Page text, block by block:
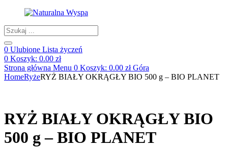
Products
search
0 Ulubione Lista życzeń
0 Koszyk: 0.00 zł
Strona główna Menu 0 Koszyk: 0.00 zł Góra
HomeRyżeRYŻ BIAŁY OKRĄGŁY BIO 500 g – BIO PLANET
RYŻ BIAŁY OKRĄGŁY BIO
500 g – BIO PLANET